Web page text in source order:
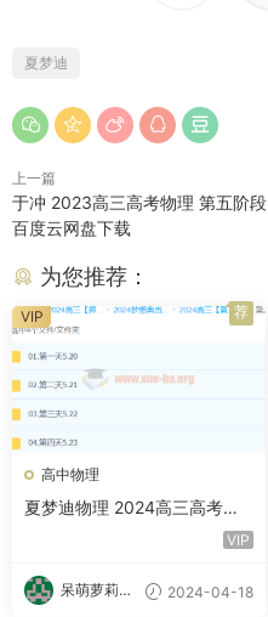
夏梦迪
上一篇
于冲 2023高三高考物理 第五阶段
百度云网盘下载
为您推荐：
高中物理
夏梦迪物理 2024高三高考物
理 押题梦想典当铺 百度网盘VIP
呆萌萝莉甜
2024-04-18
VIP 荐